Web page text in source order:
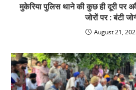
मुकेरिया पुलिस थाने की कुछ ही दूरी पर
जोरों पर : बंटी
August 21,